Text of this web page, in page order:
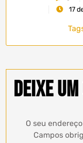
17
Deixe
O seu
Campos